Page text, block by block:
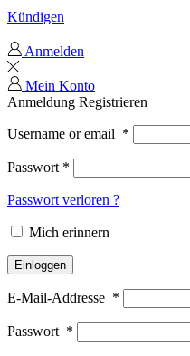
Kündigen
Anmelden
Mein Konto
Anmeldung Registrieren
Username or email *
Passwort *
Passwort verloren ?
Mich erinnern
Einloggen
E-Mail-Addresse *
Passwort *